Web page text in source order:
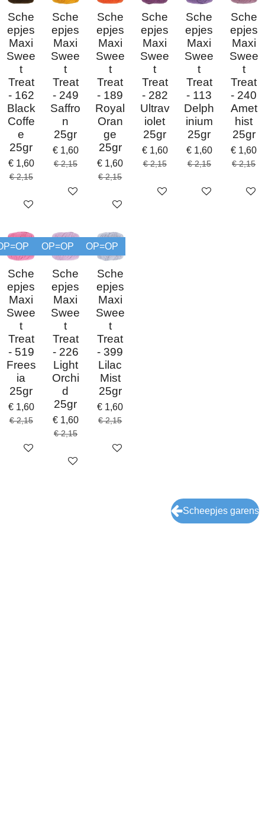
Sche
epjes
Maxi
Swee
t
Treat
- 162
Black
Coffe
e
25gr
€ 1,60
€ 2,15
In winkelwagen
Sche
epjes
Maxi
Swee
t
Treat
- 249
Saffro
n
25gr
€ 1,60
€ 2,15
In winkelwagen
Sche
epjes
Maxi
Swee
t
Treat
- 189
Royal
Oran
ge
25gr
€ 1,60
€ 2,15
In winkelwagen
Sche
epjes
Maxi
Swee
t
Treat
- 282
Ultrav
iolet
25gr
€ 1,60
€ 2,15
In winkelwagen
Sche
epjes
Maxi
Swee
t
Treat
- 113
Delph
inium
25gr
€ 1,60
€ 2,15
In winkelwagen
Sche
epjes
Maxi
Swee
t
Treat
- 240
Amet
hist
25gr
€ 1,60
€ 2,15
In
Sche
epjes
Maxi
Swee
t
Treat
- 519
Frees
ia
25gr
€ 1,60
€ 2,15
In winkelwagen
OP=OP
Sche
epjes
Maxi
Swee
t
Treat
- 226
Light
Orchi
d
25gr
€ 1,60
€ 2,15
In winkelwagen
OP=OP
Sche
epjes
Maxi
Swee
t
Treat
- 399
Lilac
Mist
25gr
€ 1,60
€ 2,15
In winkelwagen
Scheepjes garens